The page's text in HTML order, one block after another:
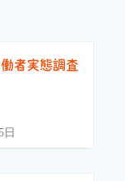
者実態調査
日